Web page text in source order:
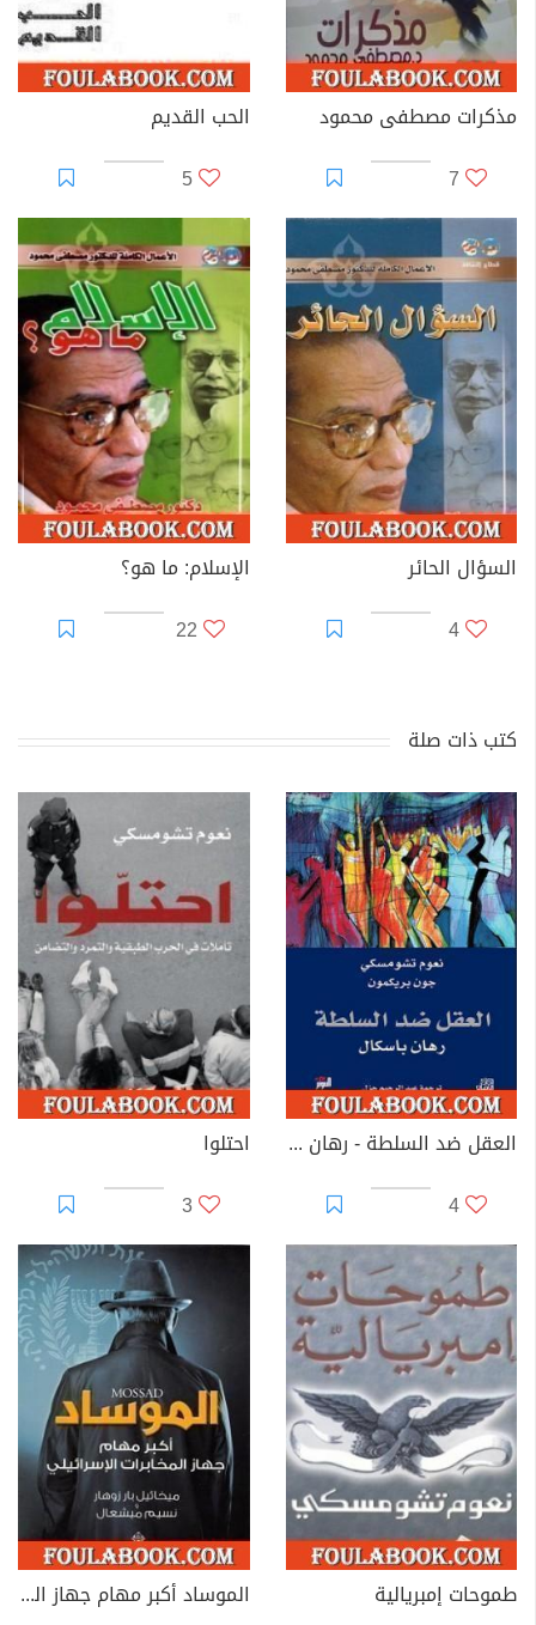
مذكرات مصطفى محمود
7
الحب القديم
5
السؤال الحائر
4
الإسلام: ما هو؟
22
كتب ذات صلة
العقل ضد السلطة - رهان باسكال
4
احتلوا
3
طموحات إمبريالية
الموساد أكبر مهام جهاز المخابرات الإسرائيلي